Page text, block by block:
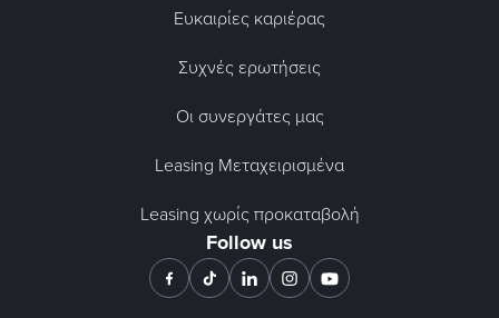
Ευκαιρίες καριέρας
Συχνές ερωτήσεις
Οι συνεργάτες μας
Leasing Μεταχειρισμένα
Leasing χωρίς προκαταβολή
Follow us